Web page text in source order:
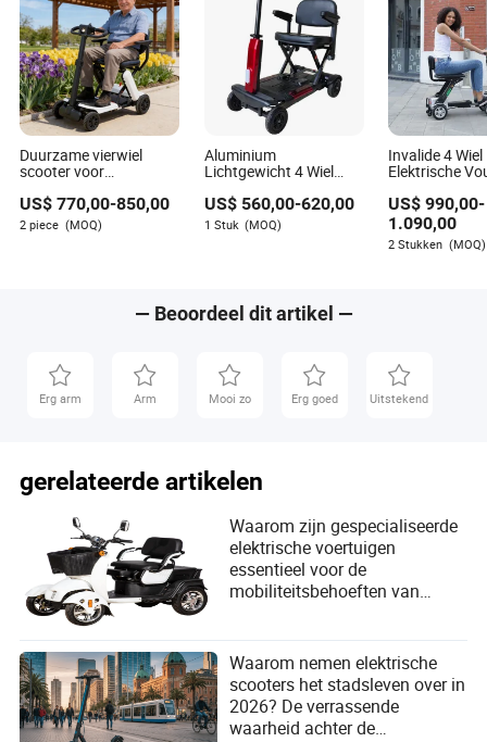
Duurzame vierwiel
scooter voor
betaalbare
mobiliteitsoplossingen
US$770,00-850,00
2 piece (MOQ)
Aluminium
Lichtgewicht 4 Wiel
Automatische Vouw
Rolstoel Scooter
US$ 560,00-620,00
1 Stuk (MOQ)
Invalide 4 Wiel
Elektrische
Scooter voor
US$990,00-
1.090,00
2 Stukken (MOQ)
— Beoordeel dit artikel —
Erg arm Arm Mooi zo Erg goed Uitstekend
gerelateerde artikelen
Waarom zijn gespecialiseerde
elektrische voertuigen
essentieel voor de
mobiliteitsbehoeften van
Waarom nemen elektrische
scooters het stadsleven over in
2026? De verrassende
waarheid achter de